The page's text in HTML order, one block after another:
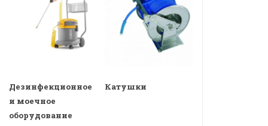
Дезинфекционное
и моечное
оборудование
Катушки